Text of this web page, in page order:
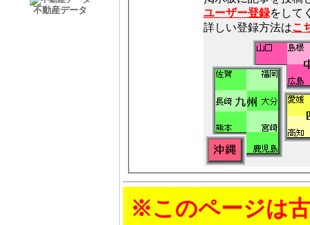
不動産データ ユーザー登録をして
詳しい登録方法はこ
※このページは